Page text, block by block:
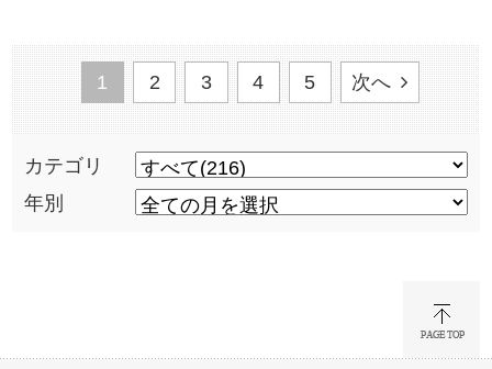
1 2 3 4 5 次へ
カテゴリ
年別